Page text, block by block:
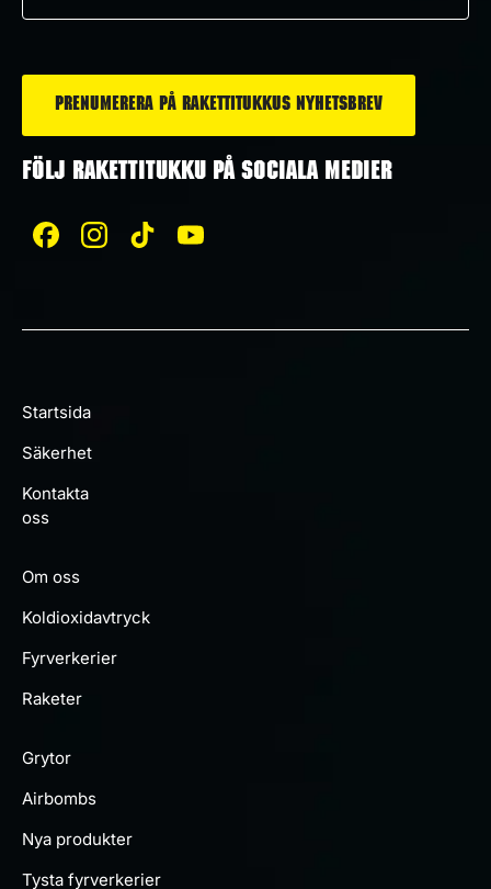
post
FÖLJ RAKETTITUKKU PÅ SOCIALA MEDIER
Startsida
Säkerhet
Kontakta
oss
Om oss
Koldioxidavtryck
Fyrverkerier
Raketer
Grytor
Airbombs
Nya produkter
Tysta fyrverkerier